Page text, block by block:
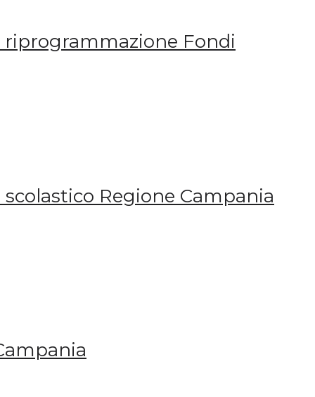
Fondi
Regione Campania